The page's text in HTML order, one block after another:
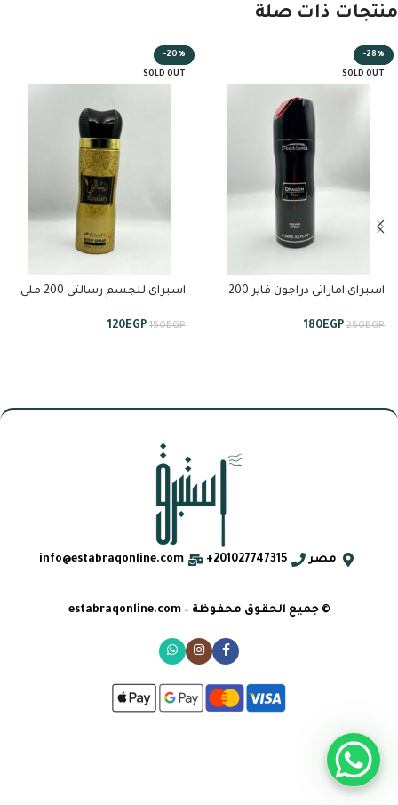
منتجات ذات صلة
-28%
SOLD OUT
اسبراى اماراتى دراجون فاير 200
250EGP
180EGP
-20%
SOLD OUT
اسبراى للجسم رسالتى 200 ملى
150EGP
120EGP
مصر 201027747315+
info@estabraqonline.com
© جميع الحقوق محفوظة – estabraqonline.com